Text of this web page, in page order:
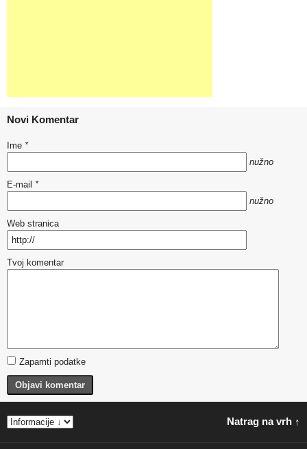
Novi Komentar
Ime *
nužno
E-mail *
nužno
Web stranica
Tvoj komentar
Zapamti podatke
Objavi komentar
Natrag na vrh ↑